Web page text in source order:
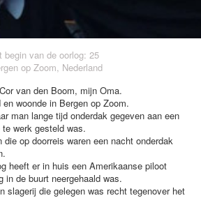
begin van de oorlog: 25
op Zoom, Nederland
van den Boom, mijn Oma.
woonde in Bergen op Zoom.
man lange tijd onderdak gegeven aan een
werk gesteld was.
op doorreis waren een nacht onderdak
heeft er in huis een Amerikaanse piloot
in de buurt neergehaald was.
slagerij die gelegen was recht tegenover het